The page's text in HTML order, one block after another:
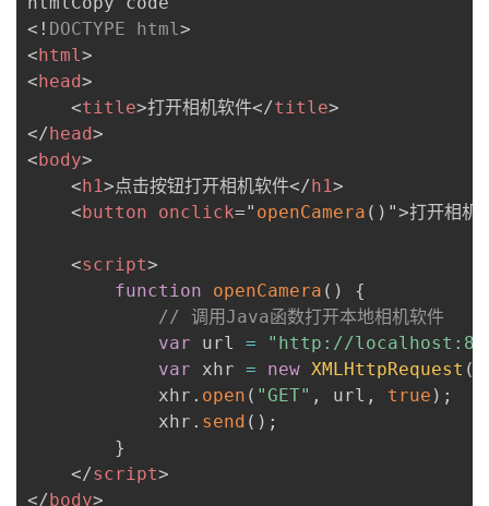
<! DOCTYPE html>
<html>
<head>
<title>打开相机软件</title>
</head>
<body>
<h1>点击按钮打开相机软件</h1>
<button onclick=" openCamera ( ) ">打开相机
<script>
function
openCamera ( )
{
// 调用Java函数打开本地相机软件
var url =
"http://
var xhr = new XMLHttpRequest (
            xhr
. open ( "GET" , url , true ) ;
            xhr
. send ( ) ;
}
</script>
</body>